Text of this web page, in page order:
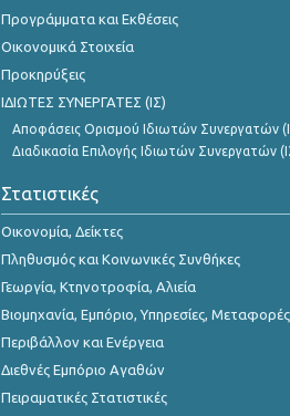
2o Τρίμηνο 2019
1o Τρίμηνο 2019
4o Τρίμηνο 2018
3o Τρίμηνο 2018
2o Τρίμηνο 2018
1o Τρίμηνο 2018
4o Τρίμηνο 2017
3o Τρίμηνο 2017
2o Τρίμηνο 2017
1o Τρίμηνο 2017
Προγράμματα και Εκθέσεις
Οικονομικά Στοιχεία
Προκηρύξεις
ΙΔΙΩΤΕΣ ΣΥΝΕΡΓΑΤΕΣ (ΙΣ)
Αποφάσεις Ορισμού Ιδιωτών Συνεργατών
Διαδικασία Επιλογής Ιδιωτών Συνεργατών
Στατιστικές
Οικονομία, Δείκτες
Πληθυσμός και Κοινωνικές Συνθήκες
Γεωργία, Κτηνοτροφία, Αλιεία
Βιομηχανία, Εμπόριο, Υπηρεσίες, Μεταφορές
Περιβάλλον και Ενέργεια
Διεθνές Εμπόριο Αγαθών
Πειραματικές Στατιστικές